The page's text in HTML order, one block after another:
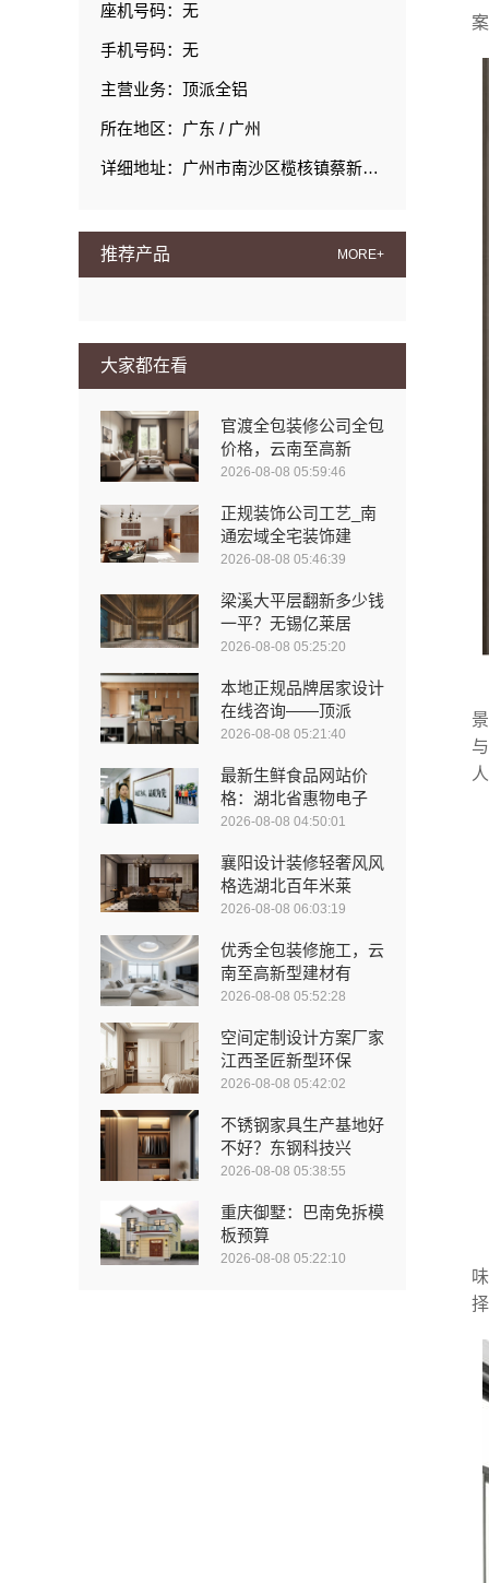
座机号码：无
手机号码：无
主营业务：顶派全铝
所在地区：广东 / 广州
详细地址：广州市南沙区榄核镇蔡新路386号2栋201
推荐产品 MORE+
大家都在看
官渡全包装修公司全包
价格，云南至高新
2026-08-08 05:59:46
正规装饰公司工艺_南
通宏域全宅装饰建
2026-08-08 05:46:39
梁溪大平层翻新多少钱
一平？无锡亿莱居
2026-08-08 05:25:20
本地正规品牌居家设计
在线咨询——顶派
2026-08-08 05:21:40
最新生鲜食品网站价
格：湖北省惠物电子
2026-08-08 04:50:01
襄阳设计装修轻奢风风
格选湖北百年米莱
2026-08-08 06:03:19
优秀全包装修施工，云
南至高新型建材有
2026-08-08 05:52:28
空间定制设计方案厂家
江西圣匠新型环保
2026-08-08 05:42:02
不锈钢家具生产基地好
不好？东钢科技兴
2026-08-08 05:38:55
重庆御墅：巴南免拆模
板预算
2026-08-08 05:22:10